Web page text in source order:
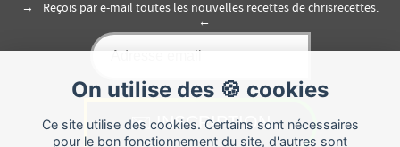
On utilise des 🍪 cookies
Ce site utilise des cookies. Certains sont nécessaires
pour le bon fonctionnement du site, d'autres sont
Reçois par e-mail toutes les nouvelles recettes de chrisrecettes.